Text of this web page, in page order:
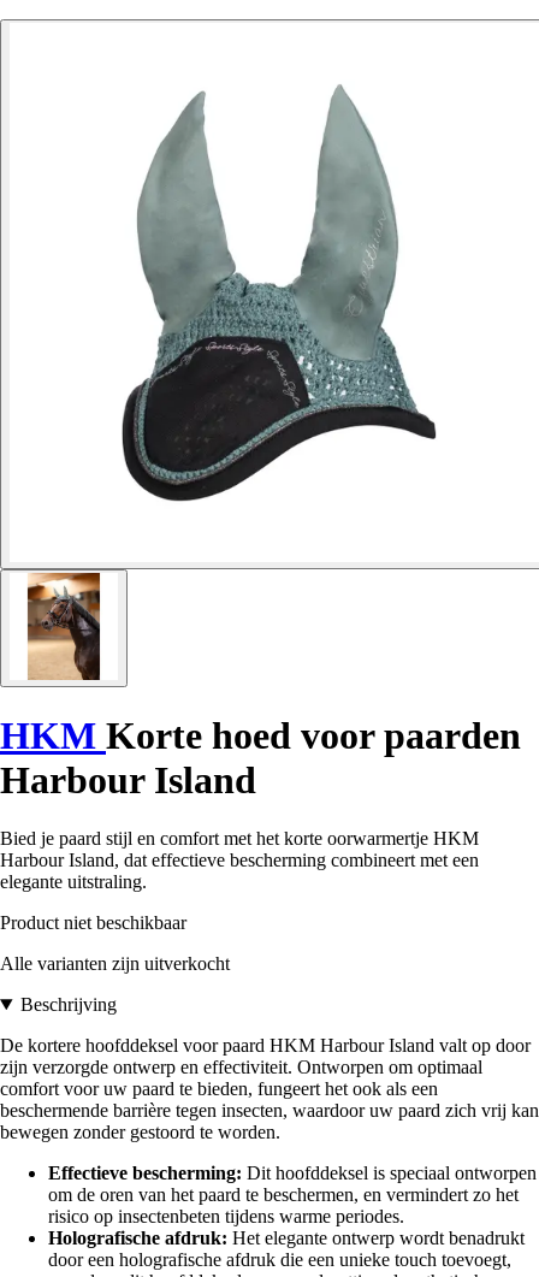
HKM Korte hoed voor paarden
Harbour Island
Bied je paard stijl en comfort met het korte oorwarmertje HKM
Harbour Island, dat effectieve bescherming combineert met een
elegante uitstraling.
Product niet beschikbaar
Alle varianten zijn uitverkocht
Beschrijving
De kortere hoofddeksel voor paard HKM Harbour Island valt op door
zijn verzorgde ontwerp en effectiviteit. Ontworpen om optimaal
comfort voor uw paard te bieden, fungeert het ook als een
beschermende barrière tegen insecten, waardoor uw paard zich vrij kan
bewegen zonder gestoord te worden.
Effectieve bescherming: Dit hoofddeksel is speciaal ontworpen
om de oren van het paard te beschermen, en vermindert zo het
risico op insectenbeten tijdens warme periodes.
Holografische afdruk: Het elegante ontwerp wordt benadrukt
door een holografische afdruk die een unieke touch toevoegt,